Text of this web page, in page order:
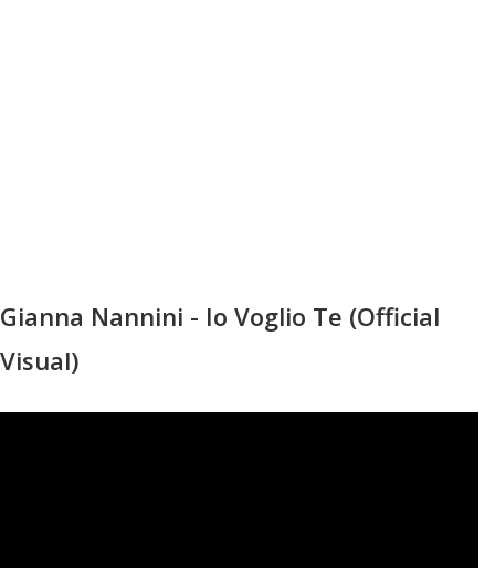
Gianna Nannini - Io Voglio Te (Official
Visual)